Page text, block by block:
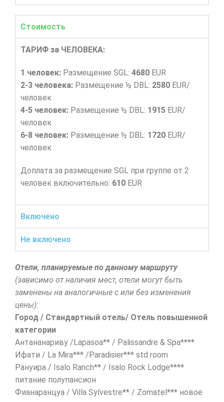
Стоимость
ТАРИФ за ЧЕЛОВЕКА:
1 человек: Размещение SGL: 4680 EUR
2-3 человека: Размещение ½ DBL: 2580 EUR/
человек
4-5 человек: Размещение ½ DBL: 1915 EUR/
человек
6-8 человек: Размещение ½ DBL: 1720 EUR/
человек
Доплата за размещение SGL при группе от 2
человек включительно: 610 EUR
Включено
Не включено
Отели, планируемые по данному маршруту
(зависимо от наличия мест, отели могут быть
заменены на аналогичные с или без изменения
цены):
Город / Стандартный отель/ Отель повышенной
категории
Антананариву /Lapasoa** / Palissandre & Spa****
Ифати / La Mira*** /Paradisier*** std room
Рануира / Isalo Ranch** / Isalo Rock Lodge****
питание полупансион
Фианаранцуа / Villa Sylvestre** / Zomatel*** новое